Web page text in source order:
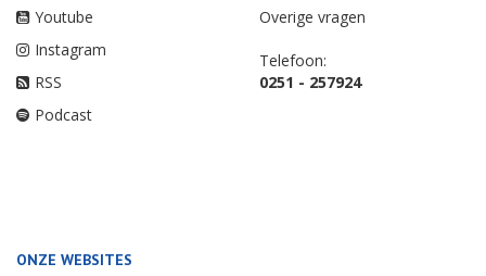
Youtube
Instagram
RSS
Podcast
Overige vragen
Telefoon:
0251 - 257924
ONZE WEBSITES